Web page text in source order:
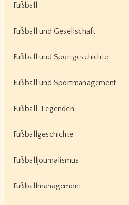
Fußball
Fußball und Gesellschaft
Fußball und Sportgeschichte
Fußball und Sportmanagement
Fußball-Legenden
Fußballgeschichte
Fußballjournalismus
Fußballmanagement